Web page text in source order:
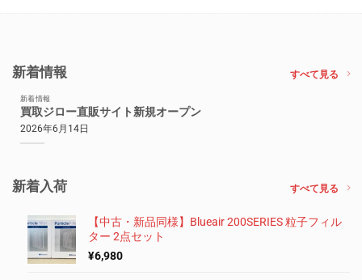
新着情報 すべて見る
新着情報
買取ジロー直販サイト新規オープン
2026年6月14日
新着入荷 すべて見る
【中古・新品同様】Blueair 200SERIES 粒子フィル
ター 2点セット
¥6,980